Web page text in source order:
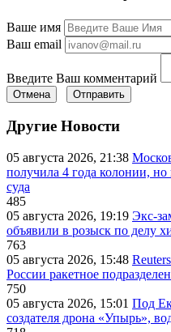
Ваше имя
Ваш email
Введите Ваш комментарий
Отмена Отправить
Другие Новости
05 августа 2026, 21:38
получила 4 года колонии,
суда
485
05 августа 2026, 19:19 Экс-
объявили в розыск по делу
763
05 августа 2026, 15:48
России ракетное
750
05 августа 2026, 15:01 Под
создателя дрона «Упырь»,